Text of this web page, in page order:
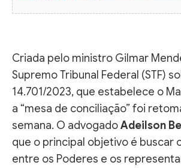
Criada pelo ministro Gilmar
Supremo Tribunal Federal (STF)
14.701/2023, que estabelece o
a “mesa de conciliação” foi
semana. O advogadoAdeilson
que o principal objetivo é buscar
entre os Poderes e os